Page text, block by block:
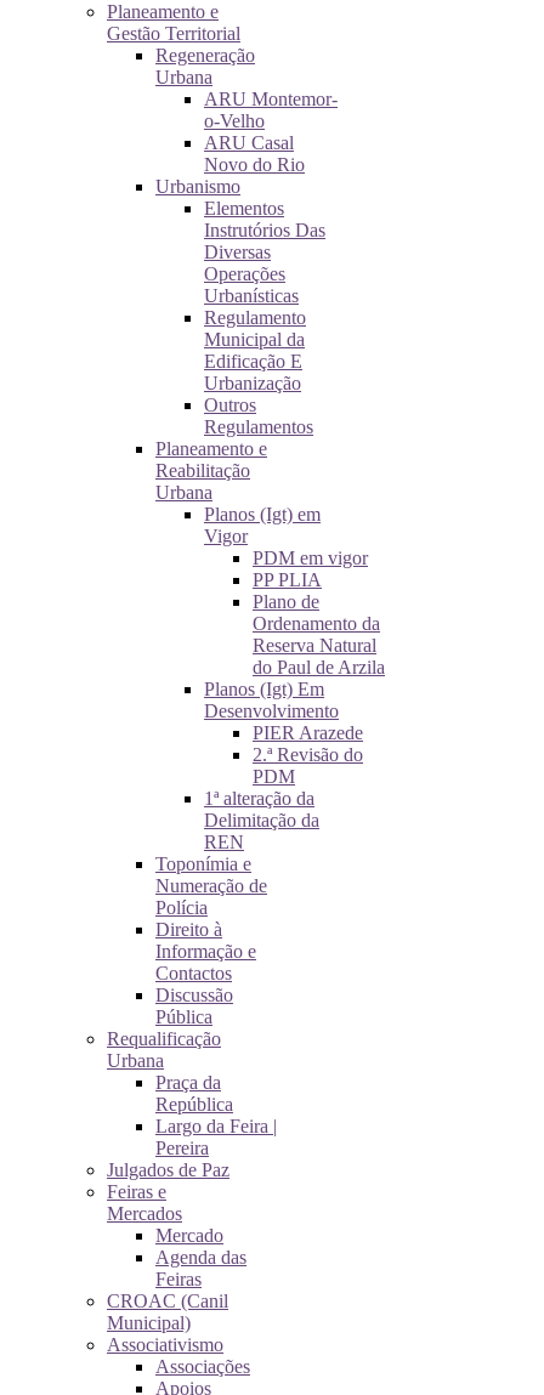
Planeamento e
Gestão Territorial
Regeneração
Urbana
ARU Montemor-
o-Velho
ARU Casal
Novo do Rio
Urbanismo
Elementos
Instrutórios Das
Diversas
Operações
Urbanísticas
Regulamento
Municipal da
Edificação E
Urbanização
Outros
Regulamentos
Planeamento e
Reabilitação
Urbana
Planos (Igt) em
Vigor
PDM em vigor
PP PLIA
Plano de
Ordenamento da
Reserva Natural
do Paul de Arzila
Planos (Igt) Em
Desenvolvimento
PIER Arazede
2.ª Revisão do
PDM
1ª alteração da
Delimitação da
REN
Toponímia e
Numeração de
Polícia
Direito à
Informação e
Contactos
Discussão
Pública
Requalificação
Urbana
Praça da
República
Largo da Feira |
Pereira
Julgados de Paz
Feiras e
Mercados
Mercado
Agenda das
Feiras
CROAC (Canil
Municipal)
Associativismo
Associações
Apoios